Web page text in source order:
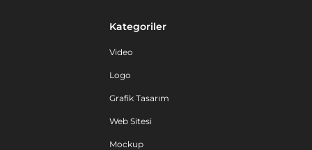
Kategoriler
Video
Logo
Grafik Tasarım
Web Sitesi
Mockup